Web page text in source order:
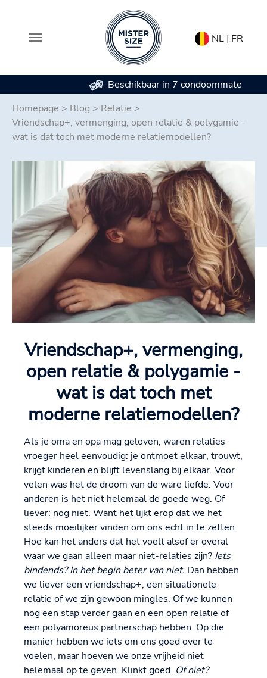
NL | FR
Beschikbaar in 7 condoommaten
Homepage > Blog > Relatie >
Vriendschap+, vermenging, open relatie & polygamie -
wat is dat toch met moderne relatiemodellen?
Vriendschap+, vermenging,
open relatie & polygamie -
wat is dat toch met
moderne relatiemodellen?
Als je oma en opa mag geloven, waren relaties
vroeger heel eenvoudig: je ontmoet elkaar, trouwt,
krijgt kinderen en blijft levenslang bij elkaar. Voor
velen was het de droom van de ware liefde. Voor
anderen is het niet helemaal de goede weg. Of
liever: nog niet. Want het lijkt erop dat we het
steeds moeilijker vinden om ons echt in te zetten.
Hoe kan het anders dat het voelt alsof er overal
waar we gaan alleen maar niet-relaties zijn? Iets
bindends? In het begin beter van niet. Dan hebben
we liever een vriendschap+, een situationele
relatie of we zijn gewoon mingles. Of we kunnen
nog een stap verder gaan en een open relatie of
een polyamoreus partnerschap hebben. Op die
manier hebben we iets om ons goed over te
voelen, maar hoeven we onze vrijheid niet
helemaal op te geven. Klinkt goed. Of niet?